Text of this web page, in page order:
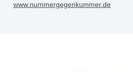
www.nummergegenkummer.de